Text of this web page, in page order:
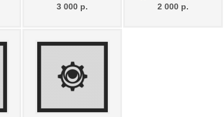
3 000 р. 2 000 р.